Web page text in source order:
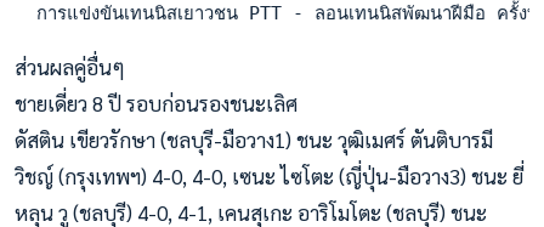
การแข่งขันเทนนิสเยาวชน PTT - ลอนเทนนิสพัฒนาฝีมือ ครั้ง
ส่วนผลคู่อื่นๆ
ชายเดี่ยว 8 ปี รอบก่อนรองชนะเลิศ
ดัสติน เขียวรักษา (ชลบุรี-มือวาง1) ชนะ วุฒิเมศร์ ตันติบารมี
วิชญ์ (กรุงเทพฯ) 4-0, 4-0, เซนะ ไซโตะ (ญี่ปุ่น-มือวาง3) ชนะ ยี่
หลุน วู (ชลบุรี) 4-0, 4-1, เคนสุเกะ อาริโมโตะ (ชลบุรี) ชนะ